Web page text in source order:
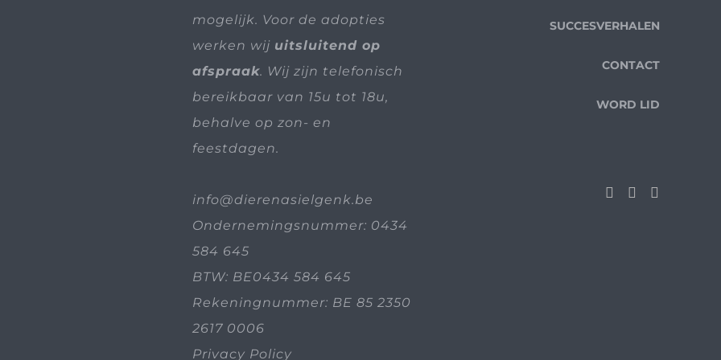
mogelijk. Voor de adopties
werken wij uitsluitend op
afspraak. Wij zijn telefonisch
bereikbaar van 15u tot 18u,
behalve op zon- en
feestdagen.
info@dierenasielgenk.be
Ondernemingsnummer: 0434
584 645
BTW: BE0434 584 645
Rekeningnummer: BE 85 2350
2617 0006
Privacy Policy
SUCCESVERHALEN
CONTACT
WORD LID